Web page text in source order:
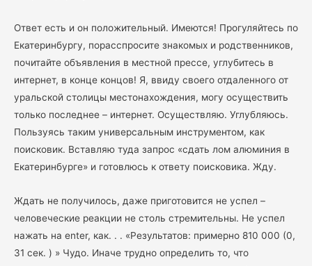
Ответ есть и он положительный. Имеются! Прогуляйтесь по
Екатеринбургу, порасспросите знакомых и родственников,
почитайте объявления в местной прессе, углубитесь в
интернет, в конце концов! Я, ввиду своего отдаленного от
уральской столицы местонахождения, могу осуществить
только последнее – интернет. Осуществляю. Углубляюсь.
Пользуясь таким универсальным инструментом, как
поисковик. Вставляю туда запрос «сдать лом алюминия в
Екатеринбурге» и готовлюсь к ответу поисковика. Жду.
Ждать не получилось, даже приготовится не успел –
человеческие реакции не столь стремительны. Не успел
нажать на enter, как. . . «Результатов: примерно 810 000 (0,
31 сек. ) » Чудо. Иначе трудно определить то, что